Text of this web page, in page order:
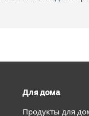
Для дома
Продукты для